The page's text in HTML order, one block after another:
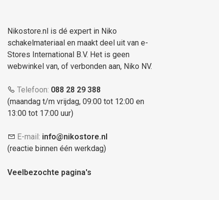
Nikostore.nl is dé expert in Niko
schakelmateriaal en maakt deel uit van e-
Stores International B.V. Het is geen
webwinkel van, of verbonden aan, Niko NV.
Telefoon: 088 28 29 388
(maandag t/m vrijdag, 09:00 tot 12:00 en
13:00 tot 17:00 uur)
E-mail: info@nikostore.nl
(reactie binnen één werkdag)
Veelbezochte pagina's